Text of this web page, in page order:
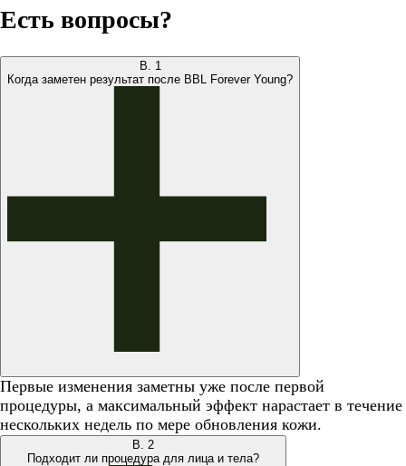
Есть вопросы?
В. 1
Когда заметен результат после BBL Forever Young?
Первые изменения заметны уже после первой
процедуры, а максимальный эффект нарастает в течение
нескольких недель по мере обновления кожи.
В. 2
Подходит ли процедура для лица и тела?